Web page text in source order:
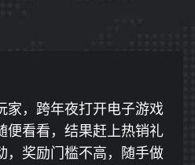
的那晚，我在等外卖的时
线游戏，会员年卡打折太
。最直观的感受是省下来